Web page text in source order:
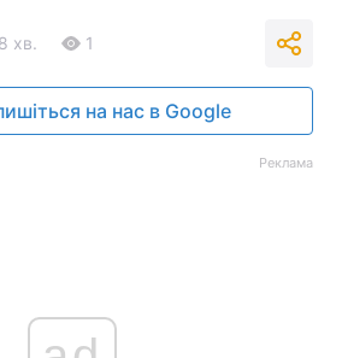
8 хв. 1
на нас в Google
Реклама